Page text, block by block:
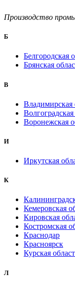
Производство
Б
Белгородская
Брянская
B
Владимирская
Волгоградская
Воронежская
И
Иркутская
К
Кемеровская
Кировская
Костромская
Краснодар
Красноярск
Курская
Л